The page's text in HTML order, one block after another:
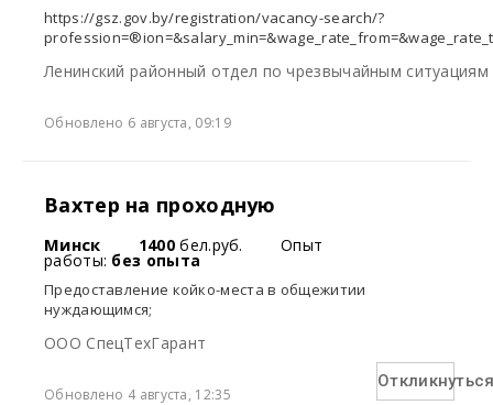
https://gsz.gov.by/registration/vacancy-search/?
Ленинский районный отдел по чрезвычайным ситуациям
Обновлено 6 августа, 09:19
Вахтер на проходную
Минск 1400 бел.руб. Опыт
работы: без опыта
Предоставление койко-места в общежитии
нуждающимся;
ООО СпецТехГарант
Обновлено 4 августа, 12:35